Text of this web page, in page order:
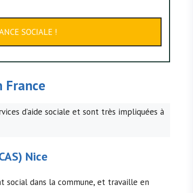
SOCIALE !
France
d’aide sociale et sont très impliquées à
) Nice
dans la commune, et travaille en